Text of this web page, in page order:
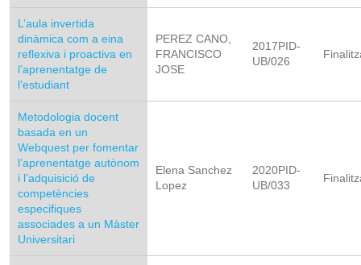
L’aula invertida
dinàmica com a eina
reflexiva i proactiva en
l’aprenentatge de
l’estudiant
PEREZ CANO,
FRANCISCO
JOSE
2017PID-
UB/026
Metodologia docent
basada en un
Webquest per fomentar
l’aprenentatge autònom
i l’adquisició de
competències
especifiques
associades a un Màster
Universitari
Elena Sanchez
Lopez
2020PID-
UB/033